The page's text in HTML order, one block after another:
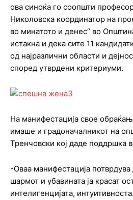
ова синоќа го соопшти
Николовска координатор на
во минатото и денес“ во
истакна и дека сите 11
од најразлични области и
според утврдени критериуми.
На манифестација свое
имаше и градоначалникот на
Тренчовски кој даде поддршка
-Оваа манифестација
шармот и убавината ја красат
интелигенцијата,